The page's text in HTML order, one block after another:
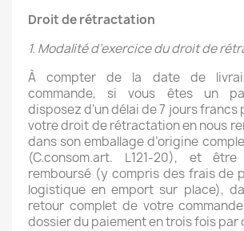
Droit de rétractation
1. Modalité d’exercice du droit de
À compter de la date de
commande, si vous êtes un
disposez d'un délai de 7 jours francs
votre droit de rétractation en nous
dans son emballage d’origine
(C.consom.art. L121-20), et être
remboursé (y compris des frais de
logistique en emport sur place),
retour complet de votre
dossier du paiement en trois fois par